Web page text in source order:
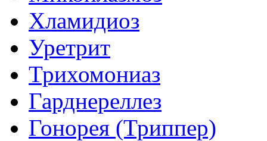
Хламидиоз
Уретрит
Трихомониаз
Гарднереллез
Гонорея (Триппер)